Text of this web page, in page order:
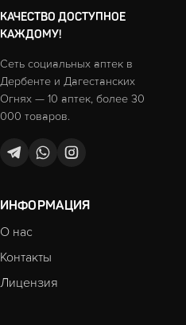
КАЧЕСТВО ДОСТУПНОЕ
КАЖДОМУ!
Сеть социальных аптек в
Дербенте и Дагестанских
Огнях — 10 аптек, более 30
000 товаров.
ИНФОРМАЦИЯ
О нас
Контакты
Лицензия